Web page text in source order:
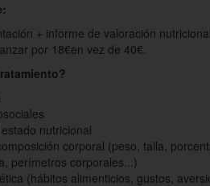
+ informe de valoración
por 18€en vez de 40€.
nutricional
corporal (peso, talla,
perímetros corporales...)
(hábitos alimenticios, gustos,